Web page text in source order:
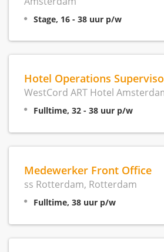
Stage, 16 - 38 uur p/w
Hotel Operations
WestCord ART Hotel
Fulltime, 32 - 38 uur p/w
Medewerker Front Office
ss Rotterdam, Rotterdam
Fulltime, 38 uur p/w